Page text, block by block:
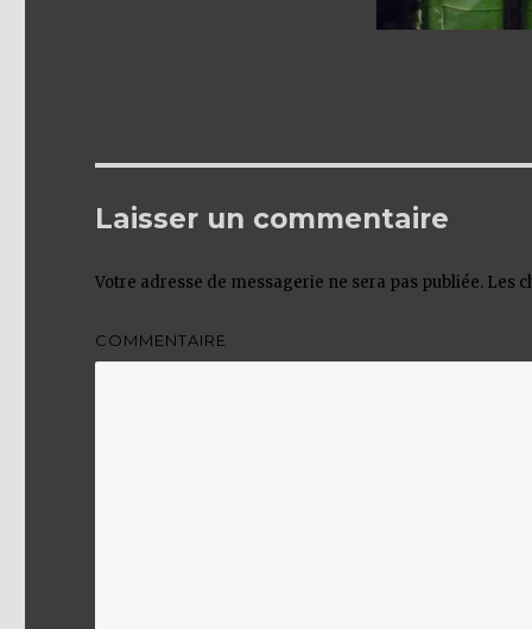
Laisser un commentaire
Votre adresse de messagerie ne sera pas publiée. Les
COMMENTAIRE